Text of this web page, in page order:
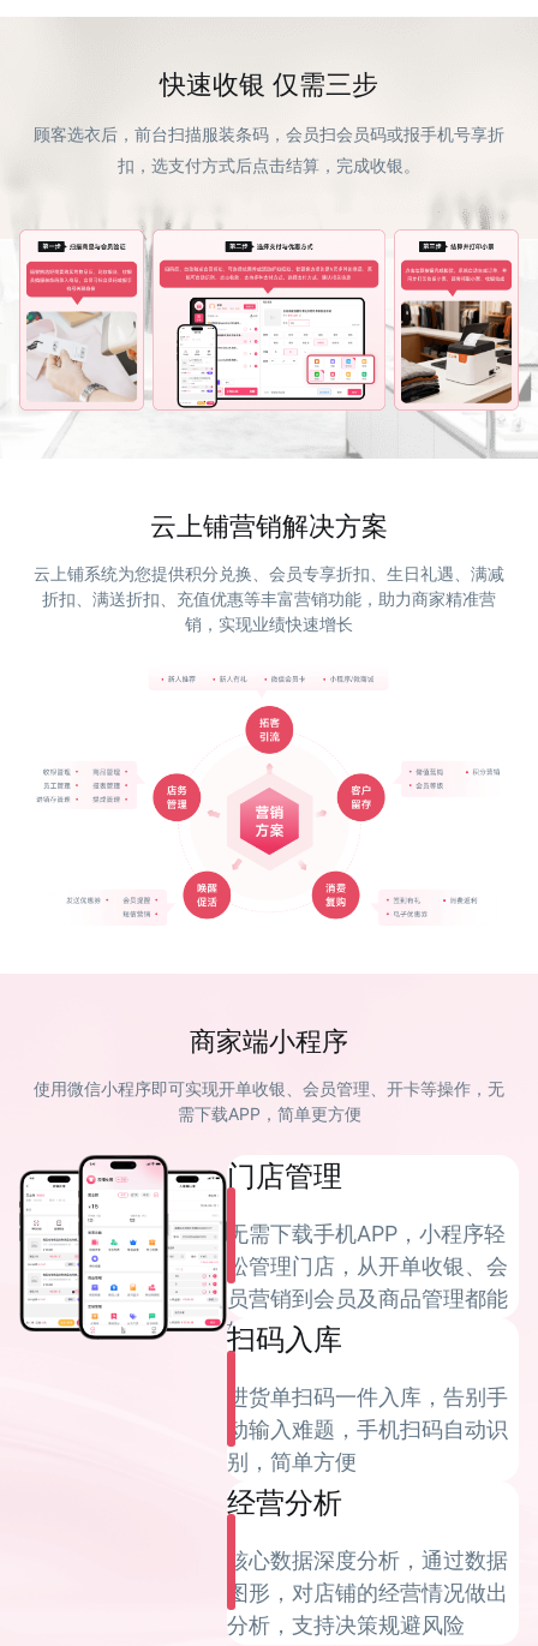
快速收银 仅需三步
顾客选衣后，前台扫描服装条码，会员扫会员码或报手机号享折
扣，选支付方式后点击结算，完成收银。
云上铺营销解决方案
云上铺系统为您提供积分兑换、会员专享折扣、生日礼遇、满减
折扣、满送折扣、充值优惠等丰富营销功能，助力商家精准营
销，实现业绩快速增长
商家端小程序
使用微信小程序即可实现开单收银、会员管理、开卡等操作，无
需下载APP，简单更方便
门店管理
无需下载手机APP，小程序轻
松管理门店，从开单收银、会
员营销到会员及商品管理都能
轻松稿定！
扫码入库
进货单扫码一件入库，告别手
动输入难题，手机扫码自动识
别，简单方便
经营分析
核心数据深度分析，通过数据
图形，对店铺的经营情况做出
分析，支持决策规避风险